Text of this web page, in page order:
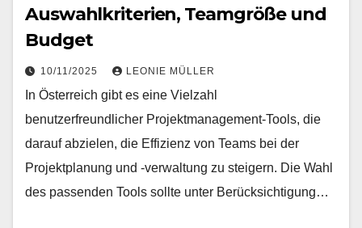
Auswahlkriterien, Teamgröße und
Budget
10/11/2025 LEONIE MÜLLER
In Österreich gibt es eine Vielzahl
benutzerfreundlicher Projektmanagement-Tools, die
darauf abzielen, die Effizienz von Teams bei der
Projektplanung und -verwaltung zu steigern. Die Wahl
des passenden Tools sollte unter Berücksichtigung…